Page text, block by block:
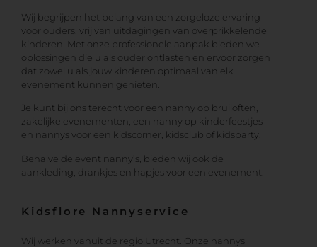
Wij begrijpen het belang van een zorgeloze ervaring
voor ouders, vrij van uitdagingen van overprikkelende
kinderen. Met onze professionele aanpak bieden we
oplossingen die u als ouder ontlasten en ervoor zorgen
dat zowel u als jouw kinderen optimaal van elk
evenement kunnen genieten.
Je kunt bij ons terecht voor een nanny op bruiloften,
zakelijke evenementen, een nanny op kinderfeestjes
en nannys voor een kidscorner, kidsclub of kidsparty.
Behalve de event nanny’s, bieden wij ook de
aankleding, drankjes en hapjes voor een evenement.
Kidsflore Nannyservice
Wij werken vanuit de regio Utrecht. Onze nannys